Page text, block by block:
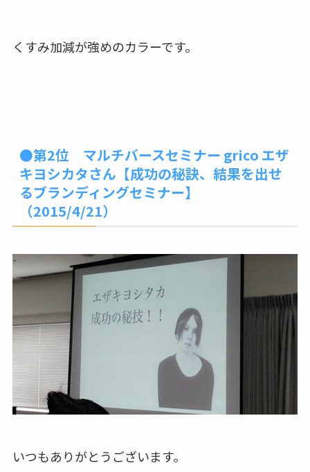
くすみ加減が強めのカラーです。
●第2位 マルチバースセミナー grico エザ
キヨシカタさん【成功の秘訣、結果を出せ
るブランディングセミナー】
（2015/4/21）
いつもありがとうございます。